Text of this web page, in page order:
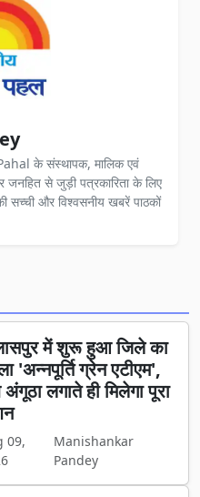
के संस्थापक, मालिक एवं
जनहित से जुड़ी पत्रकारिता के लिए
सच्ची और विश्वसनीय खबरें पाठकों
में शुरू हुआ जिले का
'अन्नपूर्ति ग्रेन एटीएम',
लगाते ही मिलेगा पूरा
09,
Manishankar
Pandey